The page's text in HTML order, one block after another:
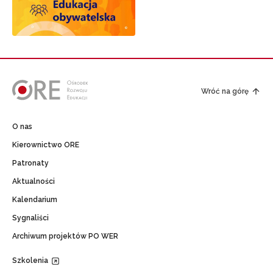
Wróć na górę
O nas
Kierownictwo ORE
Patronaty
Aktualności
Kalendarium
Sygnaliści
Archiwum projektów PO WER
Szkolenia